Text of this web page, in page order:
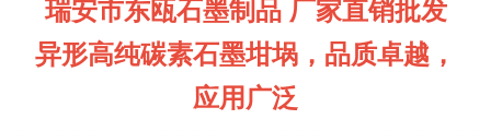
瑞安市东瓯石墨制品 厂家直销批发
异形高纯碳素石墨坩埚，品质卓越，
应用广泛